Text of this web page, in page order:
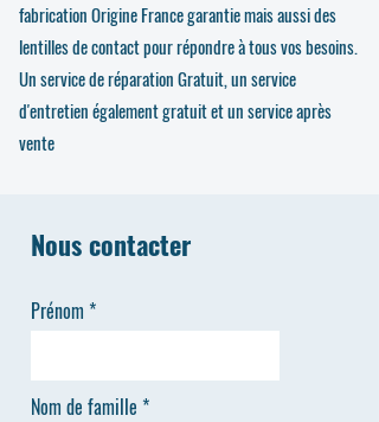
fabrication Origine France garantie mais aussi des
lentilles de contact pour répondre à tous vos besoins.
Un service de réparation Gratuit, un service
d'entretien également gratuit et un service après
vente
Nous contacter
Prénom
Nom de famille